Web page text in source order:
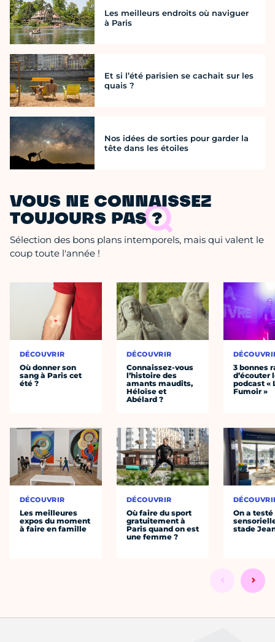
Les meilleurs endroits où naviguer
à Paris
Et si l’été parisien se cachait sur les
quais ?
Nos idées de sorties pour garder la
tête dans les étoiles
VOUS NE CONNAISSEZ
TOUJOURS PAS ?
Sélection des bons plans intemporels, mais qui valent le
coup toute l'année !
DÉCOUVRIR
Où donner son
sang à Paris cet
été ?
DÉCOUVRIR
Les meilleures
expos du moment
à faire en famille
DÉCOUVRIR
Connaissez-vous
l’histoire des
amants maudits,
Héloïse et
Abélard ?
DÉCOUVRIR
Où faire du sport
gratuitement à
Paris quand on est
une femme ?
3 bonnes
d’écouter
podcast «
Fumoir »
On a
stade